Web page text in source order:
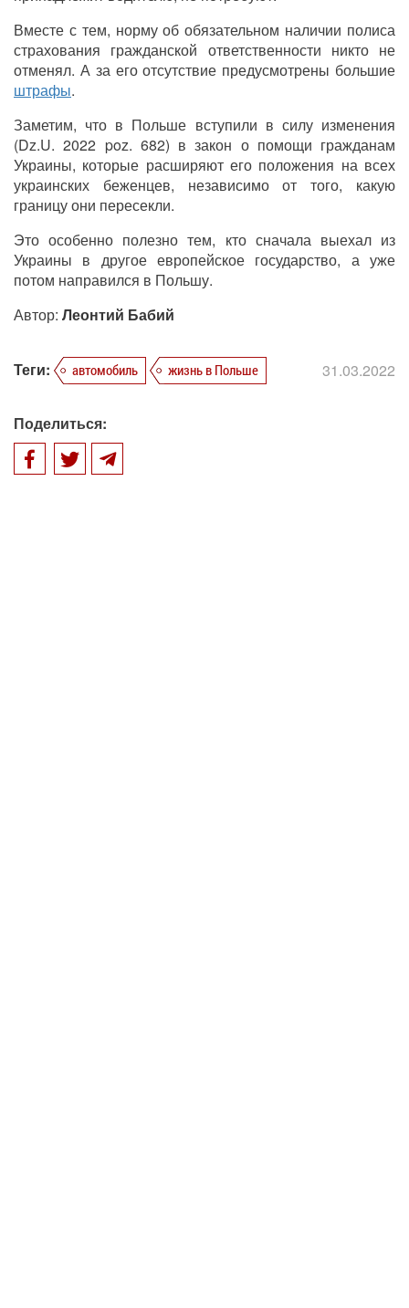
Вместе с тем, норму об обязательном наличии полиса
страхования гражданской ответственности никто не
отменял. А за его отсутствие предусмотрены большие
штрафы.
Заметим, что в Польше вступили в силу изменения
(Dz.U. 2022 poz. 682) в закон о помощи гражданам
Украины, которые расширяют его положения на всех
украинских беженцев, независимо от того, какую
границу они пересекли.
Это особенно полезно тем, кто сначала выехал из
Украины в другое европейское государство, а уже
потом направился в Польшу.
Автор: Леонтий Бабий
Теги: автомобиль жизнь в Польше 31.03.2022
Поделиться: